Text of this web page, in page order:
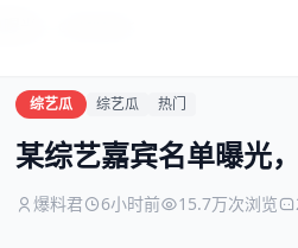
光， controver...
综艺瓜 综艺瓜 热门
某综艺嘉宾名单曝光
爆料君 6小时前 15.7万次浏览